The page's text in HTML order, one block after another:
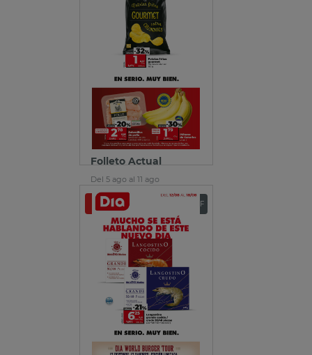
Folleto Actual
Del 5 ago al 11 ago
Ver folleto Descargar PDF